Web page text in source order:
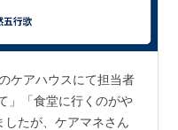
ケアハウスにて担当者
」「食堂に行くのがや
したが、ケアマネさん